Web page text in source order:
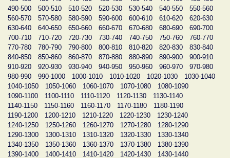
490-500
500-510 510-520 520-530 530-540 540-550
550-560
560-570
570-580 580-590 590-600 600-610 610-620
620-630
630-640
640-650 650-660 660-670 670-680 680-690
690-700
700-710
710-720 720-730 730-740 740-750 750-760
760-770
770-780
780-790 790-800 800-810 810-820 820-830
830-840
840-850
850-860 860-870 870-880 880-890 890-900
900-910
910-920
920-930 930-940 940-950 950-960 960-970
970-980
980-990
990-1000 1000-1010 1010-1020 1020-1030
1030-1040
1040-1050
1050-1060 1060-1070 1070-1080
1080-1090
1090-1100
1100-1110 1110-1120 1120-1130
1130-1140
1140-1150
1150-1160 1160-1170 1170-1180
1180-1190
1190-1200
1200-1210 1210-1220 1220-1230
1230-1240
1240-1250
1250-1260 1260-1270 1270-1280
1280-1290
1290-1300
1300-1310 1310-1320 1320-1330
1330-1340
1340-1350
1350-1360 1360-1370 1370-1380
1380-1390
1390-1400
1400-1410 1410-1420 1420-1430
1430-1440